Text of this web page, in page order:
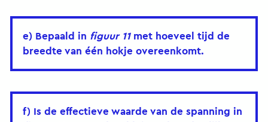
e) Bepaald in figuur 11met hoeveel tijd de
breedte van één hokje overeenkomt.
f) Is de effectieve waarde van de spanning in